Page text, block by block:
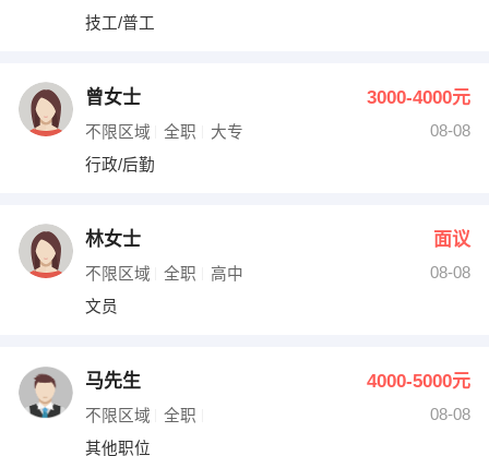
技工/普工
曾女士 3000-4000元
不限区域 全职 大专
08-08
行政/后勤
林女士 面议
不限区域 全职 高中
08-08
文员
马先生 4000-5000元
不限区域 全职
08-08
其他职位